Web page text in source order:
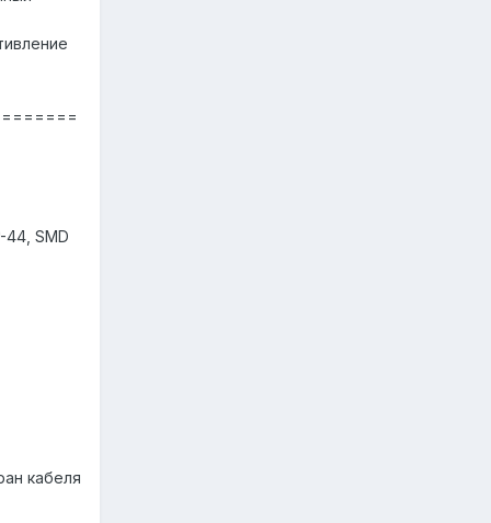
44, SMD
кабеля